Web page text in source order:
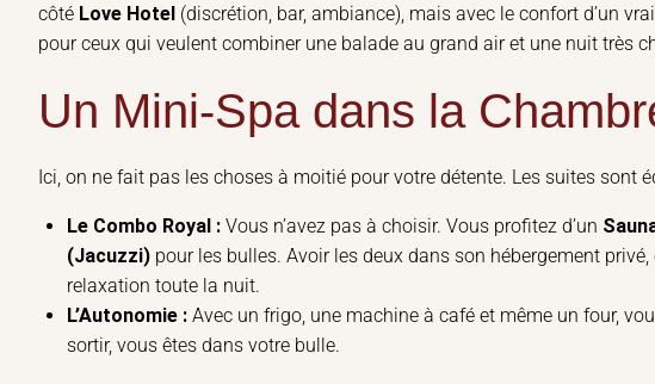
côté Love Hotel (discrétion, bar, ambiance), mais avec le confort d’un
pour ceux qui veulent combiner une balade au grand air et une nuit très
Un Mini-Spa dans la
Ici, on ne fait pas les choses à moitié pour votre détente. Les suites sont
Le Combo Royal : Vous n’avez pas à choisir. Vous profitez d’un
(Jacuzzi) pour les bulles. Avoir les deux dans son hébergement
relaxation toute la nuit.
L’Autonomie : Avec un frigo, une machine à café et même un four,
sortir, vous êtes dans votre bulle.